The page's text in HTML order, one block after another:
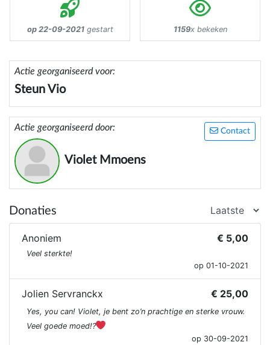
op 22-09-2021gestart 1159x bekeken
Actie georganiseerd voor:
Steun Vio
Contact
Actie georganiseerd door:
Violet Mmoens
Donaties
Anoniem € 5,00
Veel sterkte!
op 01-10-2021
Jolien Servranckx € 25,00
Yes, you can! Violet, je bent zo’n prachtige en sterke vrouw.
Veel goede moed!?
op 30-09-2021